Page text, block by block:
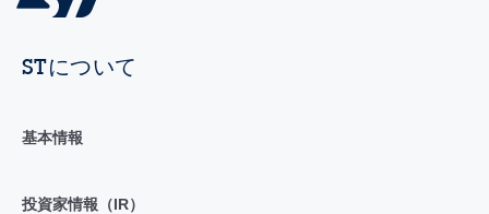
STについて
基本情報
投資家情報（IR）